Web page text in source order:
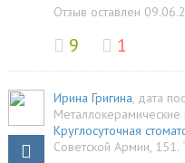
Отзыв оставлен
9 1
Ирина Григина, дата
Металлокерамические
Круглосуточная
Советской Армии, 151.